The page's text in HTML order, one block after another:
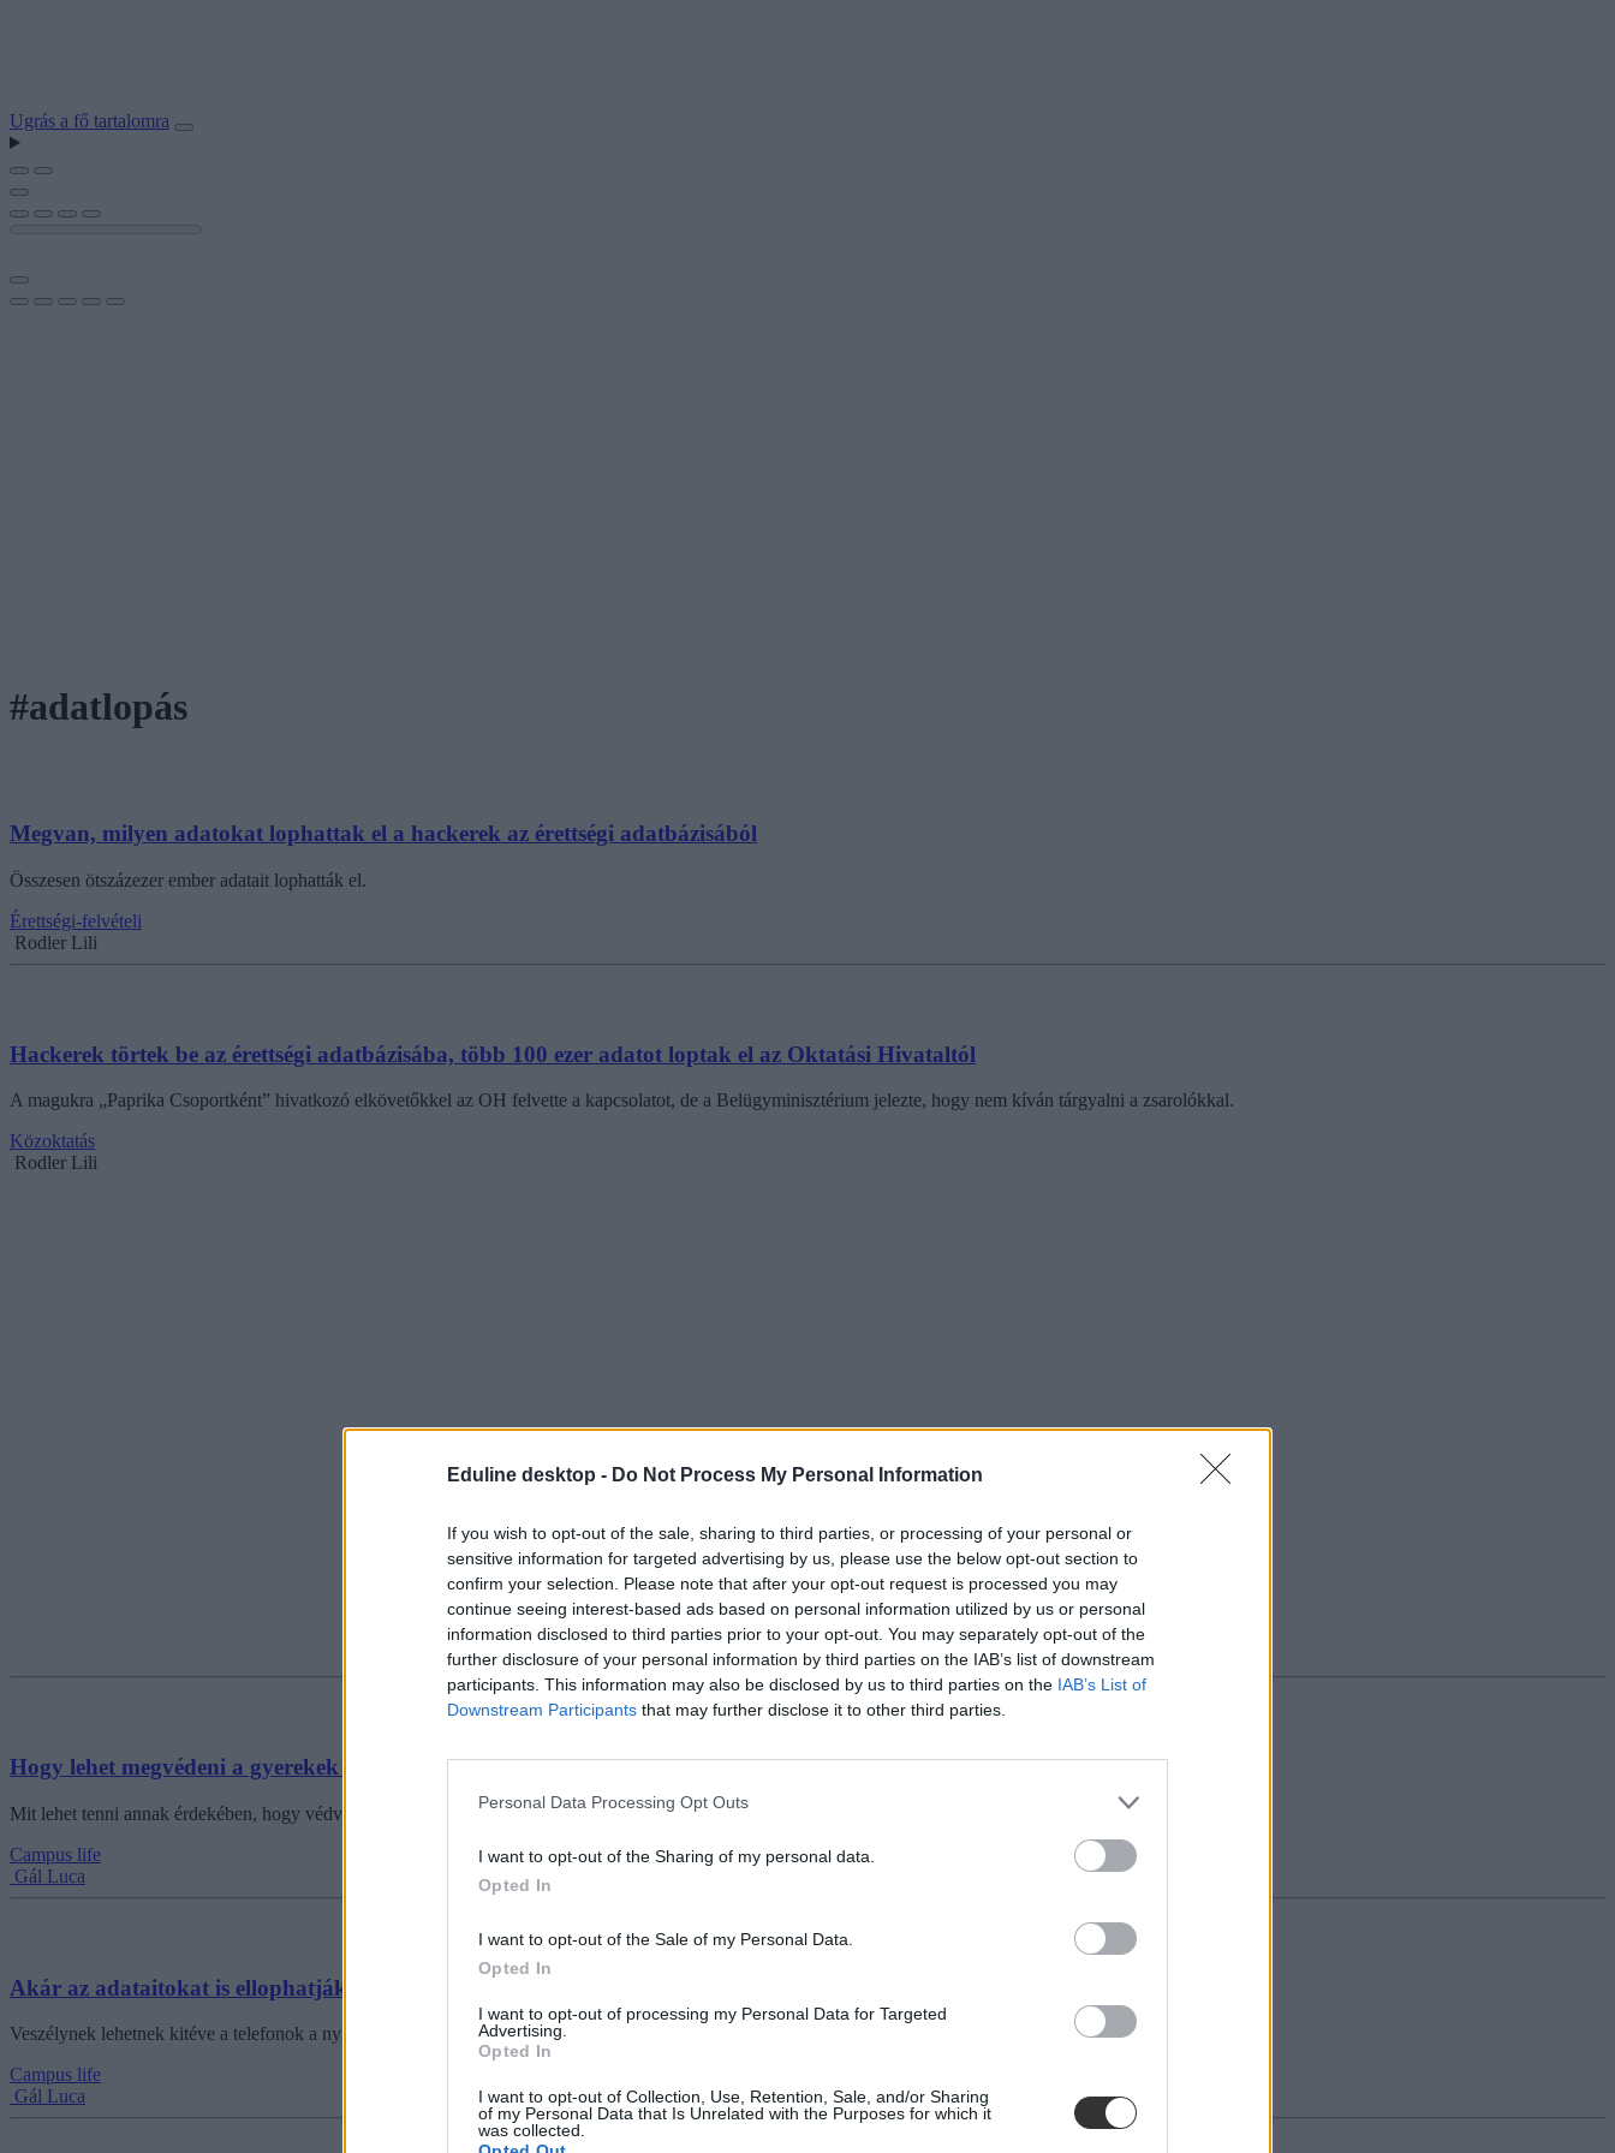
Eduline desktop - Do Not Process My Personal Information
If you wish to opt-out of the sale, sharing to third parties, or processing of your personal or
sensitive information for targeted advertising by us, please use the below opt-out section to
confirm your selection. Please note that after your opt-out request is processed you may
continue seeing interest-based ads based on personal information utilized by us or personal
information disclosed to third parties prior to your opt-out. You may separately opt-out of the
further disclosure of your personal information by third parties on the IAB’s list of downstream
participants. This information may also be disclosed by us to third parties on the IAB’s List of
Downstream Participants that may further disclose it to other third parties.
Personal Data Processing Opt Outs
I want to opt-out of the Sharing of my personal data.
Opted In
I want to opt-out of the Sale of my Personal Data.
Opted In
I want to opt-out of processing my Personal Data for Targeted
Advertising.
Opted In
I want to opt-out of Collection, Use, Retention, Sale, and/or Sharing
of my Personal Data that Is Unrelated with the Purposes for which it
was collected.
Ugrás a fő tartalomra
#adatlopás
Megvan, milyen adatokat lophattak el a hackerek az érettségi adatbázisából
Összesen ötszázezer ember adatait lophatták el.
Érettségi-felvételi
Rodler Lili
Hackerek törtek be az érettségi adatbázisába, több 100 ezer adatot loptak el az Oktatási Hivataltól
A magukra „Paprika Csoportként” hivatkozó elkövetőkkel az OH felvette a kapcsolatot, de a Belügyminisztérium jelezte, hogy nem kíván tárgyalni a zsarolókkal.
Közoktatás
Rodler Lili
Hogy lehet megvédeni a gyerekek adatait?
Mit lehet tenni annak érdekében, hogy védve maradjanak a gyerekek adatai?
Campus life
Gál Luca
Akár az adataitokat is ellophatják, ha nyilvános telefontöltőket használtok
Veszélynek lehetnek kitéve a telefonok a nyilvános töltőknél, akár az adataidat is lelophatják egy ártalmatlannak tűnő feltöltés során.
Campus life
Gál Luca